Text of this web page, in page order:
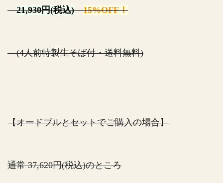
21,930円(税込)
15%OFF！
(4人前特製生そば付・送料無料)
【オードブルとセットでご購入の場合】
通常 37,620円(税込)のところ